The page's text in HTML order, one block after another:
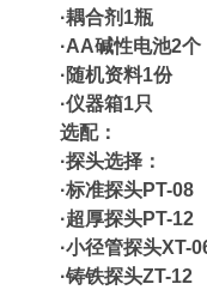
·耦合剂1瓶
·AA碱性电池2个
·随机资料1份
·仪器箱1只
选配：
·探头选择：
·标准探头PT-08
·超厚探头PT-12
·小径管探头XT-
·铸铁探头ZT-12